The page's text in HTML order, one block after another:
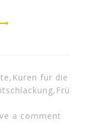
, Kuren für die
, Frü
a comment